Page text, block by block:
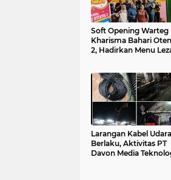
Soft Opening Warteg
Kharisma Bahari
2, Hadirkan Menu
Larangan Kabel Udara
Berlaku, Aktivitas PT
Davon Media